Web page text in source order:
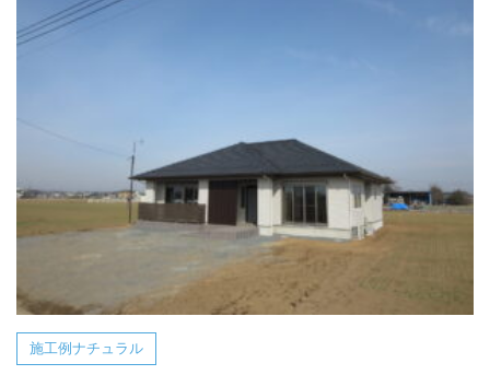
施工例ナチュラル